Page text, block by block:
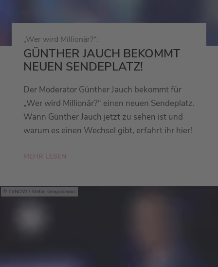
„Wer wird Millionär?“:
GÜNTHER JAUCH BEKOMMT
NEUEN SENDEPLATZ!
Der Moderator Günther Jauch bekommt für
„Wer wird Millionär?“ einen neuen Sendeplatz.
Wann Günther Jauch jetzt zu sehen ist und
warum es einen Wechsel gibt, erfahrt ihr hier!
MEHR LESEN
TVNOW / Stefan Gregorowius